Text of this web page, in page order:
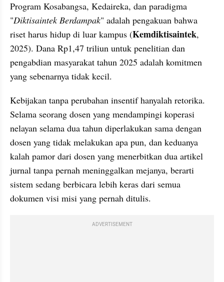
Program Kosabangsa, Kedaireka, dan paradigma
"Diktisaintek Berdampak" adalah pengakuan bahwa
riset harus hidup di luar kampus (Kemdiktisaintek,
2025). Dana Rp1,47 triliun untuk penelitian dan
pengabdian masyarakat tahun 2025 adalah komitmen
yang sebenarnya tidak kecil.
Kebijakan tanpa perubahan insentif hanyalah retorika.
Selama seorang dosen yang mendampingi koperasi
nelayan selama dua tahun diperlakukan sama dengan
dosen yang tidak melakukan apa pun, dan keduanya
kalah pamor dari dosen yang menerbitkan dua artikel
jurnal tanpa pernah meninggalkan mejanya, berarti
sistem sedang berbicara lebih keras dari semua
dokumen visi misi yang pernah ditulis.
ADVERTISEMENT